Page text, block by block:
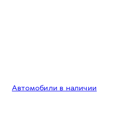
Автомобили в наличии